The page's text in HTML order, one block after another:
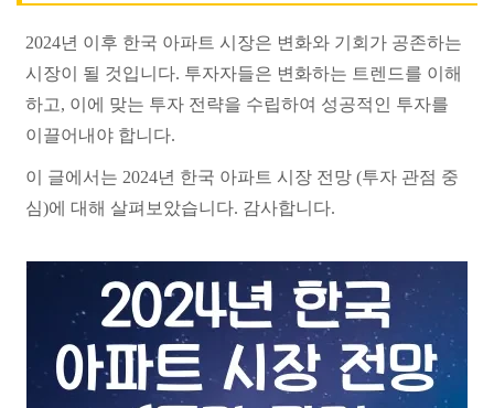
2024년 이후 한국 아파트 시장은 변화와 기회가 공존하는
시장이 될 것입니다. 투자자들은 변화하는 트렌드를 이해
하고, 이에 맞는 투자 전략을 수립하여 성공적인 투자를
이끌어내야 합니다.
이 글에서는 2024년 한국 아파트 시장 전망 (투자 관점 중
심)에 대해 살펴보았습니다. 감사합니다.